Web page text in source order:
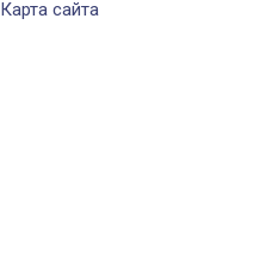
Карта сайта